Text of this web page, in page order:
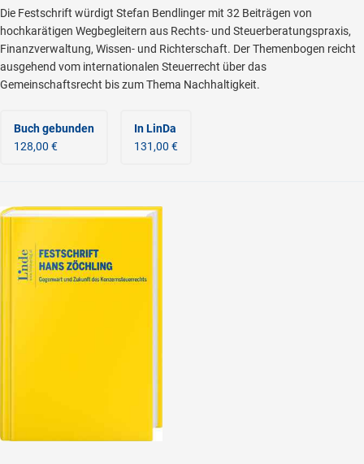
Die Festschrift würdigt Stefan Bendlinger mit 32 Beiträgen von
hochkarätigen Wegbegleitern aus Rechts- und Steuerberatungspraxis,
Finanzverwaltung, Wissen- und Richterschaft. Der Themenbogen reicht
ausgehend vom internationalen Steuerrecht über das
Gemeinschaftsrecht bis zum Thema Nachhaltigkeit.
Buch gebunden
128,00 €
In LinDa
131,00 €